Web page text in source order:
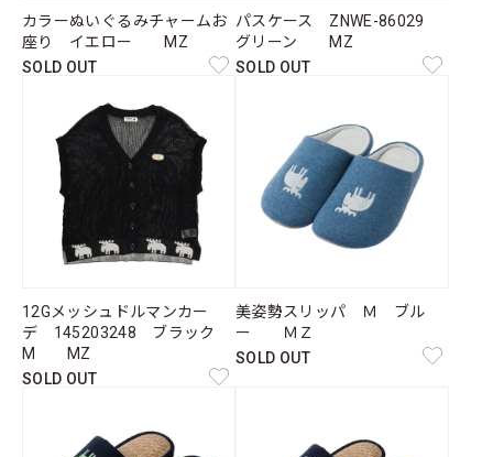
カラーぬいぐるみチャームお
座り イエロー MZ
SOLD OUT
パスケース ZNWE-86029
グリーン MZ
SOLD OUT
12Gメッシュドルマンカー
デ 145203248 ブラック
M MZ
SOLD OUT
美姿勢スリッパ Ｍ ブル
ー ＭＺ
SOLD OUT